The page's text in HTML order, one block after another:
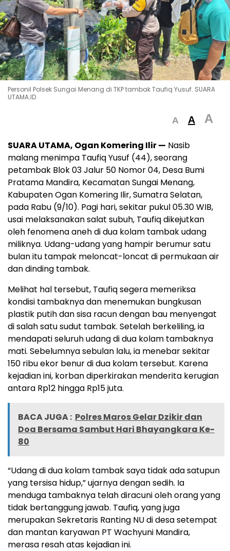
Personil Polsek Sungai Menang di TKP tambak Taufiq Yusuf. SUARA
UTAMA.ID.
A A A
SUARA UTAMA, Ogan Komering Ilir — Nasib
malang menimpa Taufiq Yusuf (44), seorang
petambak Blok 03 Jalur 50 Nomor 04, Desa Bumi
Pratama Mandira, Kecamatan Sungai Menang,
Kabupaten Ogan Komering Ilir, Sumatra Selatan,
pada Rabu (9/10). Pagi hari, sekitar pukul 05.30 WIB,
usai melaksanakan salat subuh, Taufiq dikejutkan
oleh fenomena aneh di dua kolam tambak udang
miliknya. Udang-udang yang hampir berumur satu
bulan itu tampak meloncat-loncat di permukaan air
dan dinding tambak.
Melihat hal tersebut, Taufiq segera memeriksa
kondisi tambaknya dan menemukan bungkusan
plastik putih dan sisa racun dengan bau menyengat
di salah satu sudut tambak. Setelah berkeliling, ia
mendapati seluruh udang di dua kolam tambaknya
mati. Sebelumnya sebulan lalu, ia menebar sekitar
150 ribu ekor benur di dua kolam tersebut. Karena
kejadian ini, korban diperkirakan menderita kerugian
antara Rp12 hingga Rp15 juta.
BACA JUGA : Polres Maros Gelar Dzikir dan
Doa Bersama Sambut Hari Bhayangkara Ke-
80
“Udang di dua kolam tambak saya tidak ada satupun
yang tersisa hidup,” ujarnya dengan sedih. Ia
menduga tambaknya telah diracuni oleh orang yang
tidak bertanggung jawab. Taufiq, yang juga
merupakan Sekretaris Ranting NU di desa setempat
dan mantan karyawan PT Wachyuni Mandira,
merasa resah atas kejadian ini.